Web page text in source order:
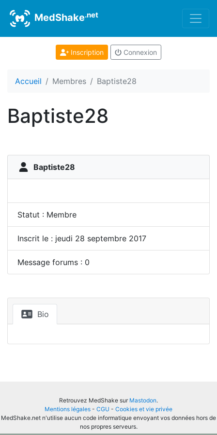
MedShake.net
Inscription Connexion
Accueil Membres Baptiste28
Baptiste28
Baptiste28
Statut : Membre
Inscrit le : jeudi 28 septembre 2017
Message forums : 0
Bio
Retrouvez MedShake sur Mastodon.
Mentions légales - CGU - Cookies et vie privée
MedShake.net n'utilise aucun code informatique envoyant vos données hors de
nos propres serveurs.